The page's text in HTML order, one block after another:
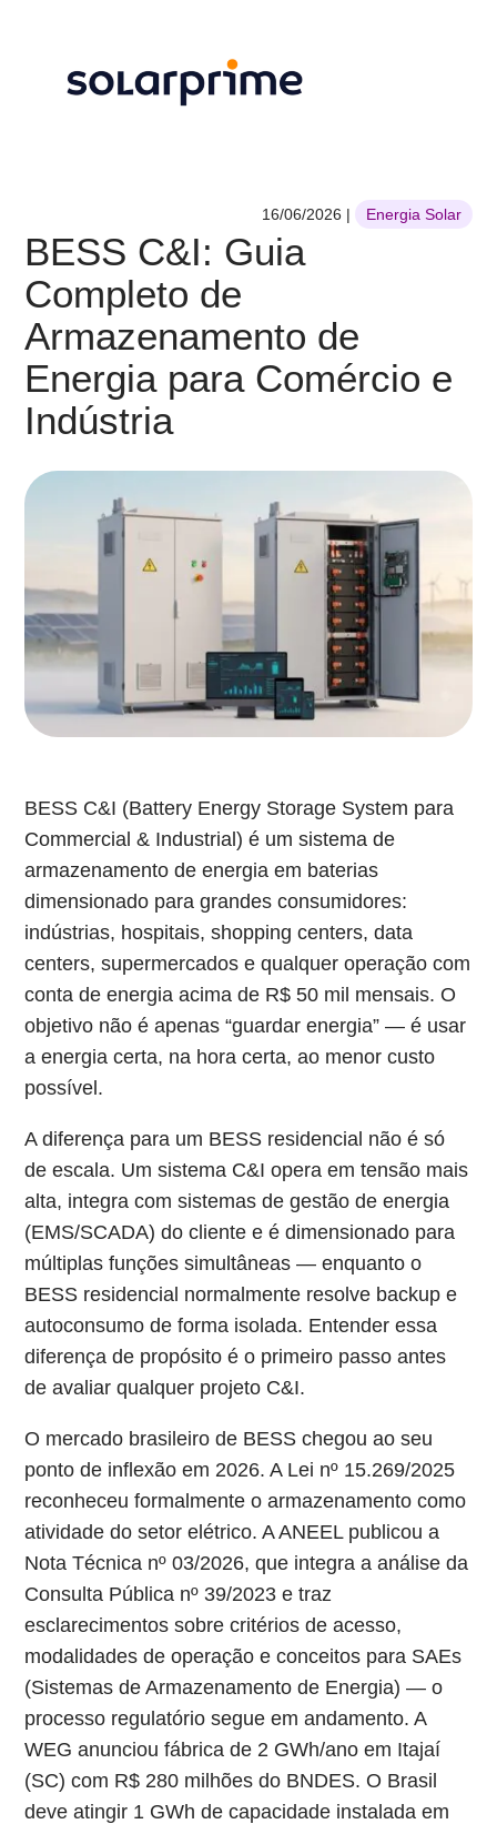
BESS C&I: Guia
Completo de
Armazenamento de
Energia para Comércio e
Indústria
16/06/2026 | Energia Solar
BESS C&I (Battery Energy Storage System para
Commercial & Industrial) é um sistema de
armazenamento de energia em baterias
dimensionado para grandes consumidores:
indústrias, hospitais, shopping centers, data
centers, supermercados e qualquer operação com
conta de energia acima de R$ 50 mil mensais. O
objetivo não é apenas “guardar energia” — é usar
a energia certa, na hora certa, ao menor custo
possível.
A diferença para um BESS residencial não é só
de escala. Um sistema C&I opera em tensão mais
alta, integra com sistemas de gestão de energia
(EMS/SCADA) do cliente e é dimensionado para
múltiplas funções simultâneas — enquanto o
BESS residencial normalmente resolve backup e
autoconsumo de forma isolada. Entender essa
diferença de propósito é o primeiro passo antes
de avaliar qualquer projeto C&I.
O mercado brasileiro de BESS chegou ao seu
ponto de inflexão em 2026. A Lei nº 15.269/2025
reconheceu formalmente o armazenamento como
atividade do setor elétrico. A ANEEL publicou a
Nota Técnica nº 03/2026, que integra a análise da
Consulta Pública nº 39/2023 e traz
esclarecimentos sobre critérios de acesso,
modalidades de operação e conceitos para SAEs
(Sistemas de Armazenamento de Energia) — o
processo regulatório segue em andamento. A
WEG anunciou fábrica de 2 GWh/ano em Itajaí
(SC) com R$ 280 milhões do BNDES. O Brasil
deve atingir 1 GWh de capacidade instalada em